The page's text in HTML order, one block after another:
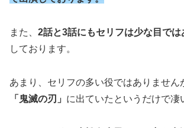
また、 2話と3話にもセリフは少な目で
しております。
あまり、セリフの多い役ではありません
「鬼滅の刃」 に出ていたというだけで凄